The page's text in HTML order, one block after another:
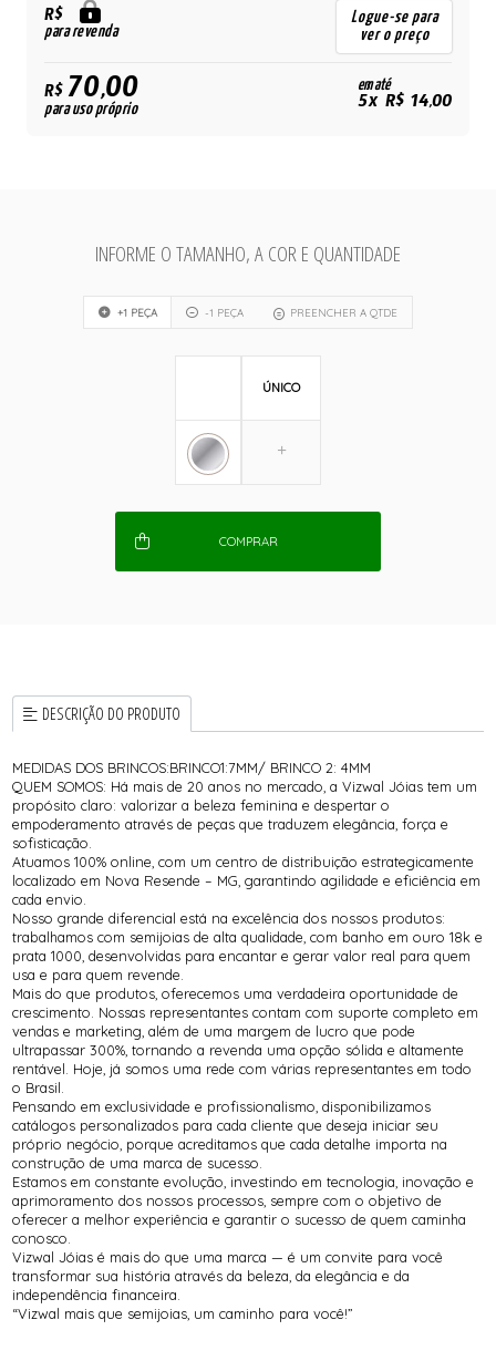
R$
para revenda
Logue-se para
ver o preço
R$70,00
para uso próprio
em até
5x R$ 14,00
INFORME O TAMANHO, A COR E QUANTIDADE
+1 PEÇA -1 PEÇA PREENCHER A QTDE
ÚNICO
COMPRAR
DESCRIÇÃO DO PRODUTO
MEDIDAS DOS BRINCOS:BRINCO1:7MM/ BRINCO 2: 4MM
QUEM SOMOS: Há mais de 20 anos no mercado, a Vizwal Jóias tem um
propósito claro: valorizar a beleza feminina e despertar o
empoderamento através de peças que traduzem elegância, força e
sofisticação.
Atuamos 100% online, com um centro de distribuição estrategicamente
localizado em Nova Resende – MG, garantindo agilidade e eficiência em
cada envio.
Nosso grande diferencial está na excelência dos nossos produtos:
trabalhamos com semijoias de alta qualidade, com banho em ouro 18k e
prata 1000, desenvolvidas para encantar e gerar valor real para quem
usa e para quem revende.
Mais do que produtos, oferecemos uma verdadeira oportunidade de
crescimento. Nossas representantes contam com suporte completo em
vendas e marketing, além de uma margem de lucro que pode
ultrapassar 300%, tornando a revenda uma opção sólida e altamente
rentável. Hoje, já somos uma rede com várias representantes em todo
o Brasil.
Pensando em exclusividade e profissionalismo, disponibilizamos
catálogos personalizados para cada cliente que deseja iniciar seu
próprio negócio, porque acreditamos que cada detalhe importa na
construção de uma marca de sucesso.
Estamos em constante evolução, investindo em tecnologia, inovação e
aprimoramento dos nossos processos, sempre com o objetivo de
oferecer a melhor experiência e garantir o sucesso de quem caminha
conosco.
Vizwal Jóias é mais do que uma marca — é um convite para você
transformar sua história através da beleza, da elegância e da
independência financeira.
“Vizwal mais que semijoias, um caminho para você!”